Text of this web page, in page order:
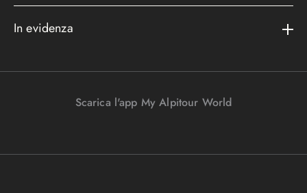
Area riservata
Convenzioni
Viaggi Incentive
Metodi di pagamento
I nostri partners
Viaggi di nozze
Destinazione cambiamento
In evidenza
Scarica l'app My Alpitour World